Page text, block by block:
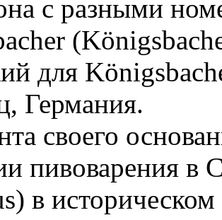
с разными
для
Германия.
своего
пивоварения в
в